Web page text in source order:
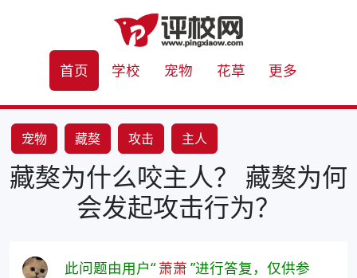
首页 学校 宠物 花草 更多
宠物 藏獒 攻击 主人
藏獒为什么咬主人？ 藏獒为何
会发起攻击行为？
此问题由用户“ 萧萧 ”进行答复，仅供参